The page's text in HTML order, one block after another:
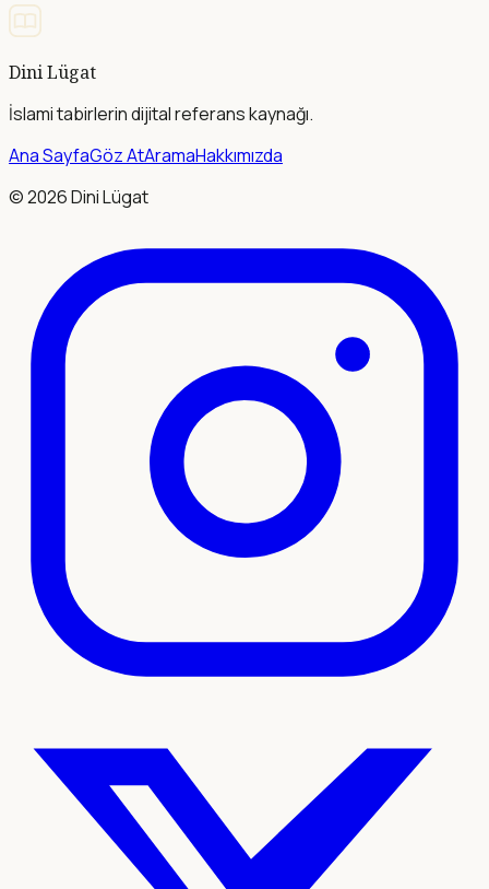
Dini Lügat
İslami tabirlerin dijital referans kaynağı.
Ana SayfaGöz AtAramaHakkımızda
©2026Dini Lügat